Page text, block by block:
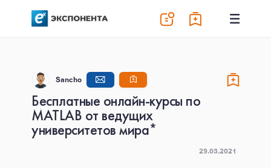
Sancho
Бесплатные онлайн-курсы по
MATLAB от ведущих
университетов мира*
29.03.2021